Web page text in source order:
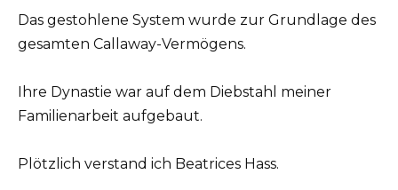
Das gestohlene System wurde zur Grundlage des
gesamten Callaway-Vermögens.
Ihre Dynastie war auf dem Diebstahl meiner
Familienarbeit aufgebaut.
Plötzlich verstand ich Beatrices Hass.